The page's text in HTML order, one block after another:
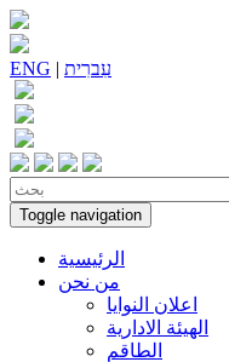
ENG | עִברִית
Toggle navigation
الرئيسية
من نحن
اعلان النوايا
الهيئة الادارية
الطاقم